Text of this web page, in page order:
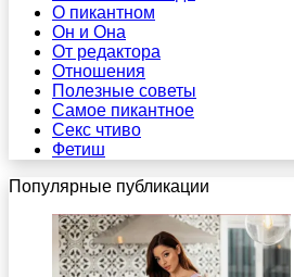
О пикантном
Он и Она
От редактора
Отношения
Полезные советы
Самое пикантное
Секс чтиво
Фетиш
Популярные публикации